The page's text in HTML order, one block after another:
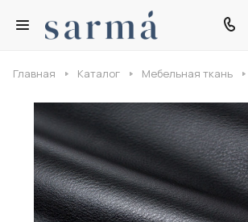
Главная Каталог Мебельная ткань